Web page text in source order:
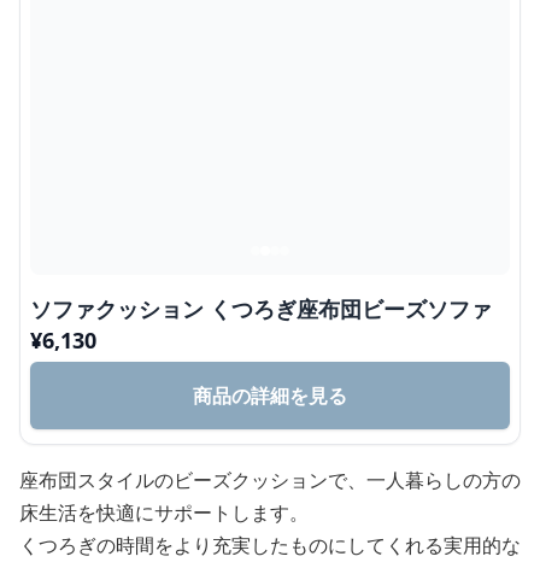
ソファクッション くつろぎ座布団ビーズソファ
¥6,130
商品の詳細を見る
座布団スタイルのビーズクッションで、一人暮らしの方の
床生活を快適にサポートします。
くつろぎの時間をより充実したものにしてくれる実用的な